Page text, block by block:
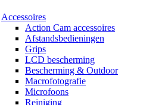
Accessoires
Action Cam accessoires
Afstandsbedieningen
Grips
LCD bescherming
Bescherming & Outdoor
Macrofotografie
Microfoons
Reiniging